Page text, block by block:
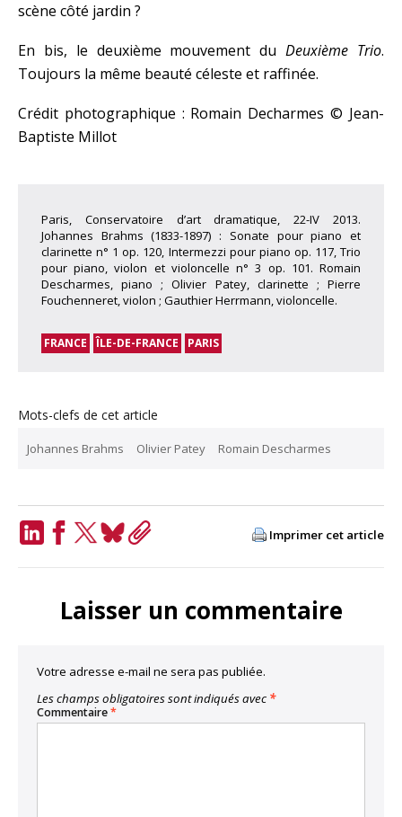
scène côté jardin ?
En bis, le deuxième mouvement duDeuxième Trio.
Toujours la même beauté céleste et raffinée.
Crédit photographique : Romain Decharmes © Jean-
Baptiste Millot
Paris, Conservatoire d’art dramatique, 22-IV 2013.
Johannes Brahms (1833-1897) : Sonate pour piano et
clarinette n° 1 op. 120, Intermezzi pour piano op. 117, Trio
pour piano, violon et violoncelle n° 3 op. 101. Romain
Descharmes, piano ; Olivier Patey, clarinette ; Pierre
Fouchenneret, violon ; Gauthier Herrmann, violoncelle.
FRANCE ÎLE-DE-FRANCE PARIS
Mots-clefs de cet article
Johannes Brahms Olivier Patey Romain Descharmes
Imprimer cet article
Laisser un commentaire
Votre adresse e-mail ne sera pas publiée.
Les champs obligatoires sont indiqués avec *
Commentaire*